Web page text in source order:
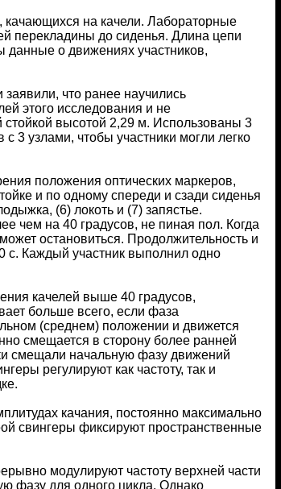
на качели. Лабораторные
перекладины до сиденья. Длина цепи
данные о движениях участников,
заявили, что ранее научились
этого исследования и не
стойкой высотой 2,29 м. Использованы 3
3 узлами, чтобы участники могли легко
положения оптических маркеров,
и по одному спереди и сзади сиденья
(6) локоть и (7) запястье.
чем на 40 градусов, не пиная пол. Когда
остановиться. Продолжительность и
с. Каждый участник выполнил одно
качелей выше 40 градусов,
больше всего, если фаза
(среднем) положении и движется
смещается в сторону более ранней
смещали начальную фазу движений
регулируют как частоту, так и
качания, постоянно максимально
свингеры фиксируют пространственные
модулируют частоту верхней части
фазу для одного цикла. Однако